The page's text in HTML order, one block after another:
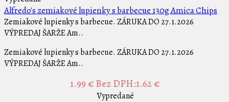
Alfredo's zemiakové lupienky s barbecue 130g Amica Chips
Zemiakové lupienky s barbecue. ZÁRUKA DO 27.1.2026
VÝPREDAJ ŠARŽE Am..
Zemiakové lupienky s barbecue. ZÁRUKA DO 27.1.2026
VÝPREDAJ ŠARŽE Am..
1.99 € Bez DPH:1.62 €
Vypredané